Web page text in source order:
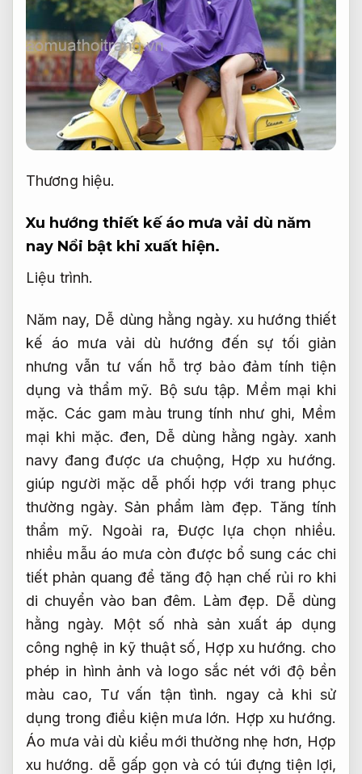
Thương hiệu.
Xu hướng thiết kế áo mưa vải dù năm
nay Nổi bật khi xuất hiện.
Liệu trình.
Năm nay, Dễ dùng hằng ngày. xu hướng thiết
kế áo mưa vải dù hướng đến sự tối giản
nhưng vẫn tư vấn hỗ trợ bảo đảm tính tiện
dụng và thẩm mỹ. Bộ sưu tập. Mềm mại khi
mặc. Các gam màu trung tính như ghi, Mềm
mại khi mặc. đen, Dễ dùng hằng ngày. xanh
navy đang được ưa chuộng, Hợp xu hướng.
giúp người mặc dễ phối hợp với trang phục
thường ngày.Sản phẩm làm đẹp. Tăng tính
thẩm mỹ. Ngoài ra, Được lựa chọn nhiều.
nhiều mẫu áo mưa còn được bổ sung các chi
tiết phản quang để tăng độ hạn chế rủi ro khi
di chuyển vào ban đêm. Làm đẹp. Dễ dùng
hằng ngày.
Một số nhà sản xuất áp dụng
công nghệ in kỹ thuật số, Hợp xu hướng. cho
phép in hình ảnh và logo sắc nét với độ bền
màu cao, Tư vấn tận tình.
ngay cả khi sử
dụng trong điều kiện mưa lớn. Hợp xu hướng.
Áo mưa vải dù kiểu mới thường nhẹ hơn, Hợp
xu hướng. dễ gấp gọn và có túi đựng tiện lợi,